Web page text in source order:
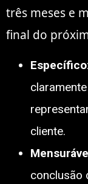
três meses e
final do
Específico
cliente.
conclusão